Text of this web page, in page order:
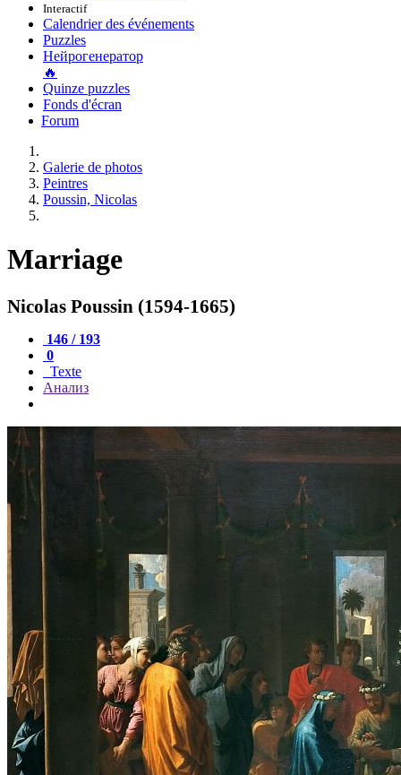
Interactif
Calendrier des événements
Puzzles
Нейрогенератор
🔥
Quinze puzzles
Fonds d'écran
Forum
Galerie de photos
Peintres
Poussin, Nicolas
Marriage
Nicolas Poussin (1594-1665)
146 / 193
0
Texte
Анализ